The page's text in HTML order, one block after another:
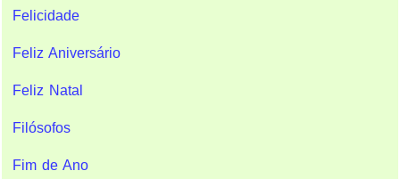
Felicidade
Feliz Aniversário
Feliz Natal
Filósofos
Fim de Ano